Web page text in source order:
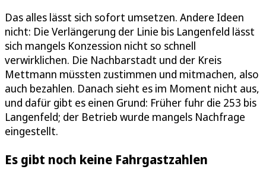
Das alles lässt sich sofort umsetzen. Andere Ideen
nicht: Die Verlängerung der Linie bis Langenfeld lässt
sich mangels Konzession nicht so schnell
verwirklichen. Die Nachbarstadt und der Kreis
Mettmann müssten zustimmen und mitmachen, also
auch bezahlen. Danach sieht es im Moment nicht aus,
und dafür gibt es einen Grund: Früher fuhr die 253 bis
Langenfeld; der Betrieb wurde mangels Nachfrage
eingestellt.
Es gibt noch keine Fahrgastzahlen